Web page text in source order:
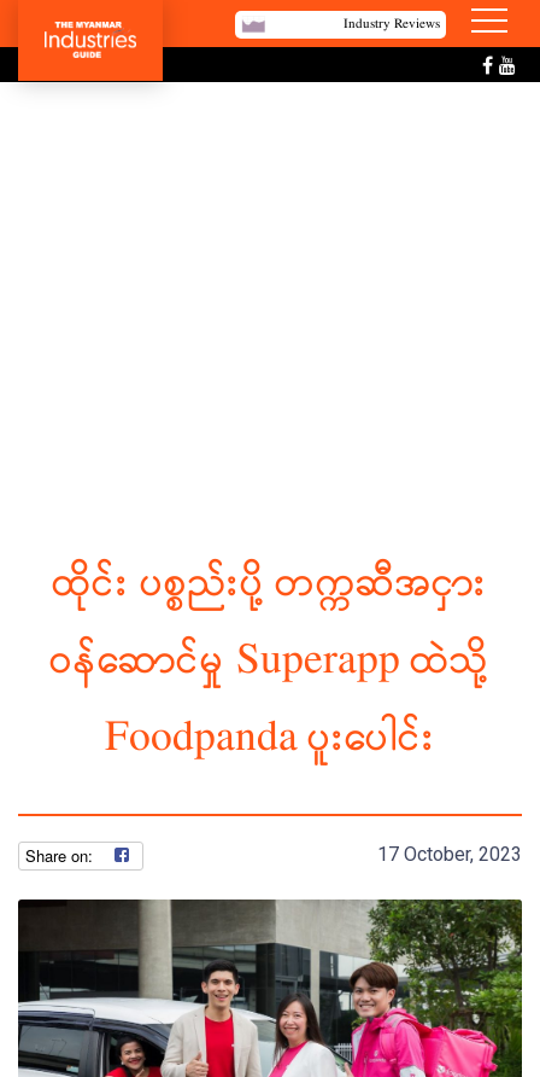
Industry Reviews
ထိုင်း ပစ္စည်းပို့ တက္ကဆီအငှား
ဝန်ဆောင်မှု Superapp ထဲသို့
Foodpanda ပူးပေါင်း
17 October, 2023